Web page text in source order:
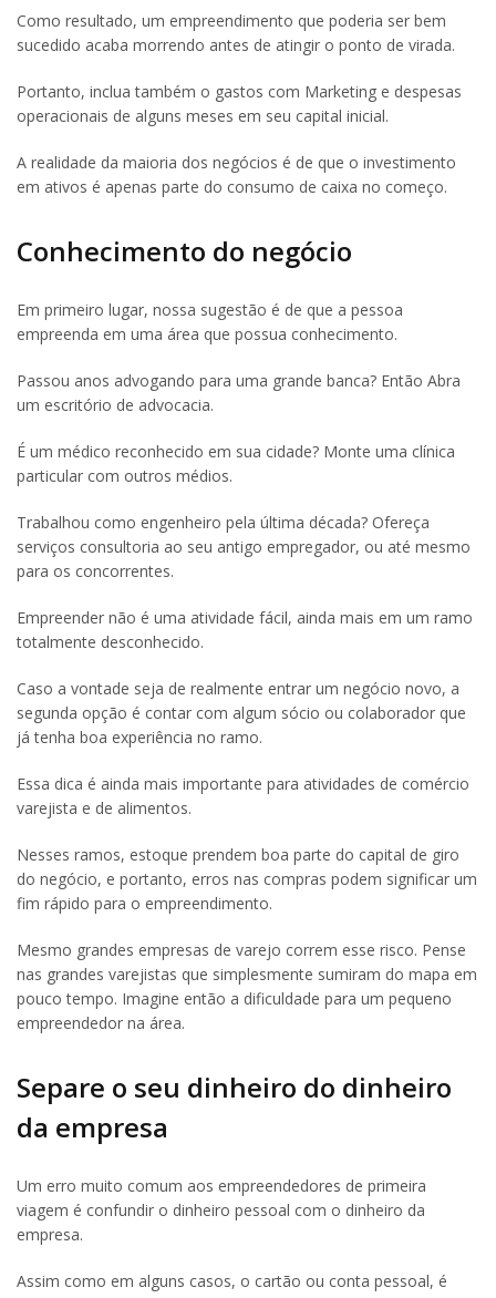
Como resultado, um empreendimento que poderia ser bem
sucedido acaba morrendo antes de atingir o ponto de virada.
Portanto, inclua também o gastos com Marketing e despesas
operacionais de alguns meses em seu capital inicial.
A realidade da maioria dos negócios é de que o investimento
em ativos é apenas parte do consumo de caixa no começo.
Conhecimento do negócio
Em primeiro lugar, nossa sugestão é de que a pessoa
empreenda em uma área que possua conhecimento.
Passou anos advogando para uma grande banca? Então Abra
um escritório de advocacia.
É um médico reconhecido em sua cidade? Monte uma clínica
particular com outros médios.
Trabalhou como engenheiro pela última década? Ofereça
serviços consultoria ao seu antigo empregador, ou até mesmo
para os concorrentes.
Empreender não é uma atividade fácil, ainda mais em um ramo
totalmente desconhecido.
Caso a vontade seja de realmente entrar um negócio novo, a
segunda opção é contar com algum sócio ou colaborador que
já tenha boa experiência no ramo.
Essa dica é ainda mais importante para atividades de comércio
varejista e de alimentos.
Nesses ramos, estoque prendem boa parte do capital de giro
do negócio, e portanto, erros nas compras podem significar um
fim rápido para o empreendimento.
Mesmo grandes empresas de varejo correm esse risco. Pense
nas grandes varejistas que simplesmente sumiram do mapa em
pouco tempo. Imagine então a dificuldade para um pequeno
empreendedor na área.
Separe o seu dinheiro do dinheiro
da empresa
Um erro muito comum aos empreendedores de primeira
viagem é confundir o dinheiro pessoal com o dinheiro da
empresa.
Assim como em alguns casos, o cartão ou conta pessoal, é